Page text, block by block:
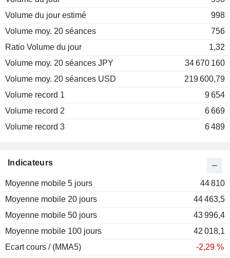
Volume du jour estimé
998
Volume moy. 20 séances
756
Ratio Volume du jour
1,32
Volume moy. 20 séances JPY
34 670 160
Volume moy. 20 séances USD
219 600,79
Volume record 1
9 654
Volume record 2
6 669
Volume record 3
6 489
Indicateurs
Moyenne mobile 5 jours
44 810
Moyenne mobile 20 jours
44 463,5
Moyenne mobile 50 jours
43 996,4
Moyenne mobile 100 jours
42 018,1
Ecart cours / (MMA5)
-2,29 %